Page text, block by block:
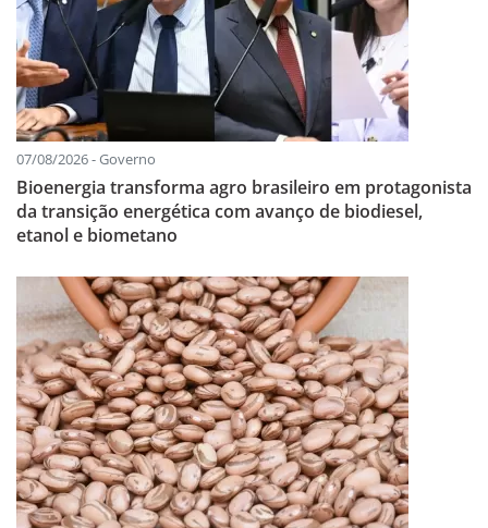
07/08/2026 - Governo
Bioenergia transforma agro brasileiro em protagonista
da transição energética com avanço de biodiesel,
etanol e biometano